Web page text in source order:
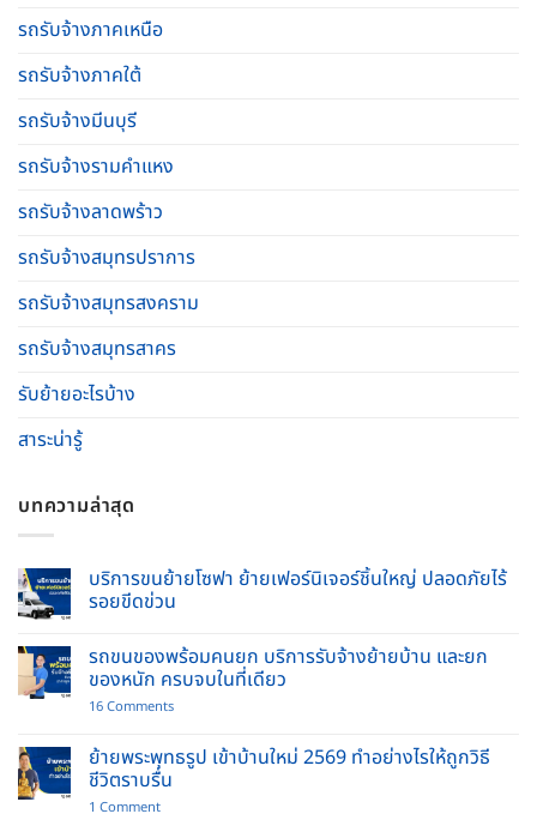
รถรับจ้างภาคเหนือ
รถรับจ้างภาคใต้
รถรับจ้างมีนบุรี
รถรับจ้างรามคําแหง
รถรับจ้างลาดพร้าว
รถรับจ้างสมุทรปราการ
รถรับจ้างสมุทรสงคราม
รถรับจ้างสมุทรสาคร
รับย้ายอะไรบ้าง
สาระน่ารู้
บทความล่าสุด
บริการขนย้ายโซฟา ย้ายเฟอร์นิเจอร์ชิ้นใหญ่ ปลอดภัยไร้
รอยขีดข่วน
on
บริการ
ขน
ย้าย
เฟอร์นิเจอร์
ชิ้น
ใหญ่
ปลอดภัย
ไร้
รถขนของพร้อมคนยก บริการรับจ้างย้ายบ้าน และยก
ของหนัก ครบจบในที่เดียว
16 Commentson
ของ
พร้อม
ย้ายพระพุทธรูป เข้าบ้านใหม่ 2569 ทำอย่างไรให้ถูกวิธี
ชีวิตราบรื่น
1 Commenton